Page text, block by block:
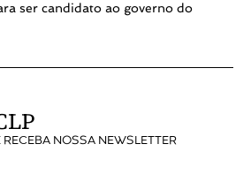
ser candidato ao governo do
RECEBA NOSSA NEWSLETTER